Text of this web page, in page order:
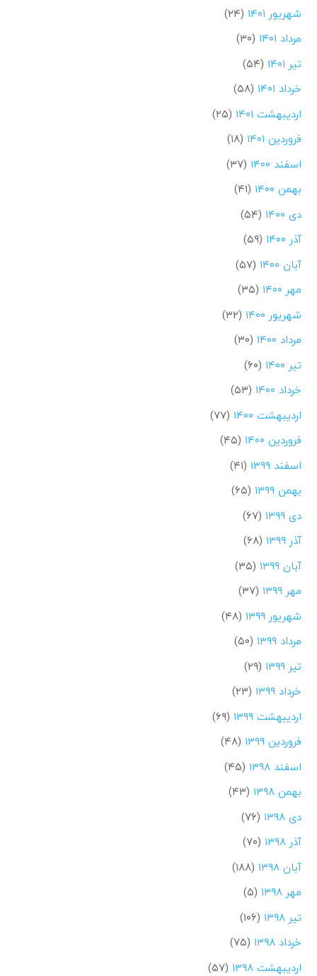
شهریور ۱۴۰۱
(۲۴)
مرداد ۱۴۰۱
(۳۰)
تیر ۱۴۰۱
(۵۴)
خرداد ۱۴۰۱
(۵۸)
اردیبهشت ۱۴۰۱
(۲۵)
فروردین ۱۴۰۱
(۱۸)
اسفند ۱۴۰۰
(۳۷)
بهمن ۱۴۰۰
(۴۱)
دی ۱۴۰۰
(۵۴)
آذر ۱۴۰۰
(۵۹)
آبان ۱۴۰۰
(۵۷)
مهر ۱۴۰۰
(۳۵)
شهریور ۱۴۰۰
(۳۲)
مرداد ۱۴۰۰
(۳۰)
تیر ۱۴۰۰
(۶۰)
خرداد ۱۴۰۰
(۵۳)
اردیبهشت ۱۴۰۰
(۷۷)
فروردین ۱۴۰۰
(۴۵)
اسفند ۱۳۹۹
(۴۱)
بهمن ۱۳۹۹
(۶۵)
دی ۱۳۹۹
(۶۷)
آذر ۱۳۹۹
(۶۸)
آبان ۱۳۹۹
(۳۵)
مهر ۱۳۹۹
(۳۷)
شهریور ۱۳۹۹
(۴۸)
مرداد ۱۳۹۹
(۵۰)
تیر ۱۳۹۹
(۲۹)
خرداد ۱۳۹۹
(۲۳)
اردیبهشت ۱۳۹۹
(۶۹)
فروردین ۱۳۹۹
(۴۸)
اسفند ۱۳۹۸
(۴۵)
بهمن ۱۳۹۸
(۴۳)
دی ۱۳۹۸
(۷۶)
آذر ۱۳۹۸
(۷۰)
آبان ۱۳۹۸
(۱۸۸)
مهر ۱۳۹۸
(۵)
تیر ۱۳۹۸
(۱۰۶)
خرداد ۱۳۹۸
(۷۵)
اردیبهشت ۱۳۹۸
(۵۷)